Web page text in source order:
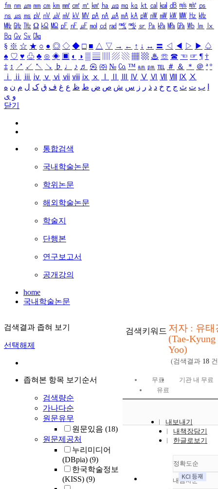
㎙ ㎚ ㎛ ㎜ ㎝ ㎞ ㎟ ㎠ ㎡ ㎢ ㏊ ㎍ ㎎ ㎏ ㏏ ㎈ ㎉ ㏈ ㎧ ㎨ ㎰
㎱ ㎲ ㎳ ㎴ ㎵ ㎶ ㎷ ㎸ ㎹ ㎀ ㎁ ㎂ ㎃ ㎄ ㎺ ㎻ ㎽ ㎾ ㎿ ㎐ ㎑
㎒ ㎓ ㎔ Ω ㏀ ㏁ ㎊ ㎋ ㎌ ㏖ ㏅ ㎭ ㎮ ㎯ ㏛ ㎩ ㎪ ㎫ ㎬ ㏝ ㏐
㏓
㏃ ㏉ ㏜ ㏆
§ ※ ☆ ★ ○ ● ◎ ◇ ◆ □ ■ △ ▽ → ← ↑ ↓ ↔ 〓 ◁ ◀ ▷ ▶ ♤
♠ ♡ ♥ ♧ ♣ ⊙ ◈ ▣ ◐ ◑ ▒ ▤ ▨ ▧ ▦ ▩ ♨ ☏ ☎ ☜ ☞ ¶ †
‡ ↕ ↗ ↙ ↖ ↘ ♭ ♩ ♪ ♬ ㉿ ㈜ № ㏇ ™ ㏂ ㏘ ℡ ＃ ＆ ＊ ＠ ª º
ⅰ
ⅱ ⅲ ⅳ ⅴ ⅵ ⅶ ⅷ ⅸ ⅹ Ⅳ Ⅴ Ⅵ Ⅶ Ⅷ Ⅸ Ⅹ
ب ت ث ج ح خ د ذ ر ز س ش ص ض ط ظ ع غ ف ق ک ل م ن ه
و ی
닫기
통합검색
국내학술논문
학위논문
해외학술논문
학술지
단행본
연구보고서
공개강의
home
국내학술논문
검색결과 좁혀 보기
선택해제
좁혀본 항목 보기순서
검색량순
가나다순
원문유무
원문있음 (18)
원문제공처
누리미디어
(DBpia) (9)
한국학술정보
(KISS) (9)
검색키워드 저자 : 유태
(Tae-Kyung
Yoo)
(검색결과 18
무료
기관 내 무료
유료
내보내기
내책장담기
한글로보기
정확도순
정확도
내림차순